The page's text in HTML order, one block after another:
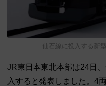
仙石線に投入する新
JR東日本東北本部は24日
入すると発表しました。4